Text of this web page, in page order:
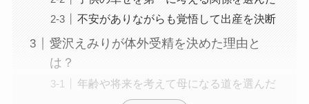
不安がありながらも覚悟して出産を決断
愛沢えみりが体外受精を決めた理由と
は？
年齢や将来を考えて母になる道を選んだ